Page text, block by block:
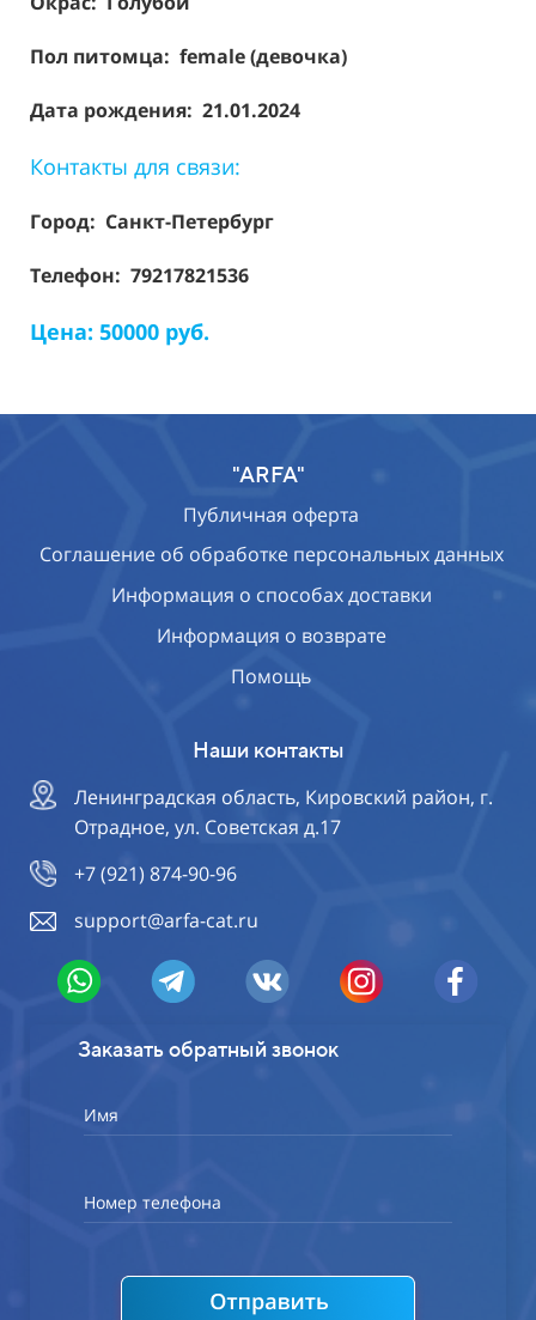
Пол питомца: female (девочка)
Дата рождения: 21.01.2024
Контакты для связи:
Город: Санкт-Петербург
Телефон: 79217821536
Цена: 50000 руб.
"ARFA"
Публичная оферта
Соглашение об обработке персональных данных
Информация о способах доставки
Информация о возврате
Помощь
Наши контакты
Ленинградская область, Кировский район, г.
Отрадное, ул. Советская д.17
+7 (921) 874-90-96
support@arfa-cat.ru
Заказать обратный звонок
Имя
Номер телефона